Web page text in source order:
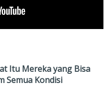
Itu Mereka yang Bisa
Semua Kondisi